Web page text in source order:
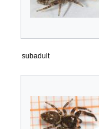
subadult